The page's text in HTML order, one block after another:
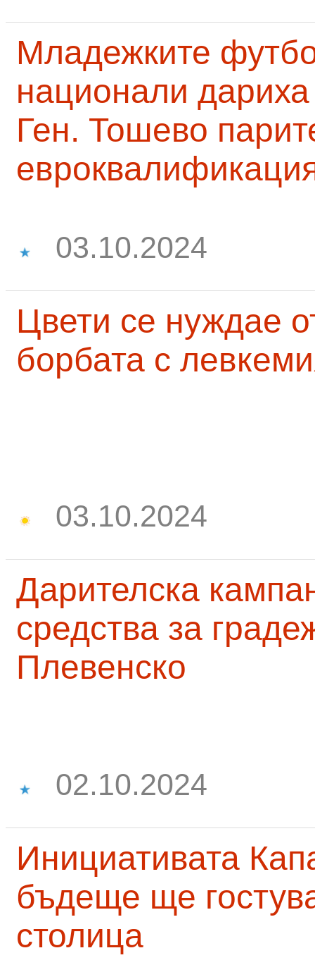
Младежките
национали
Ген. Тошево
03.10.2024
Цвети се нуждае
борбата с
03.10.2024
Дарителска
средства за
Плевенско
02.10.2024
Инициативата
бъдеще ще
столица